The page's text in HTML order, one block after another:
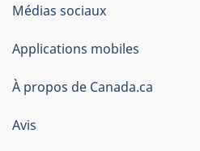
Organisation
du
gouvernement
du
Canada
Médias sociaux
Applications mobiles
À propos de Canada.ca
Avis